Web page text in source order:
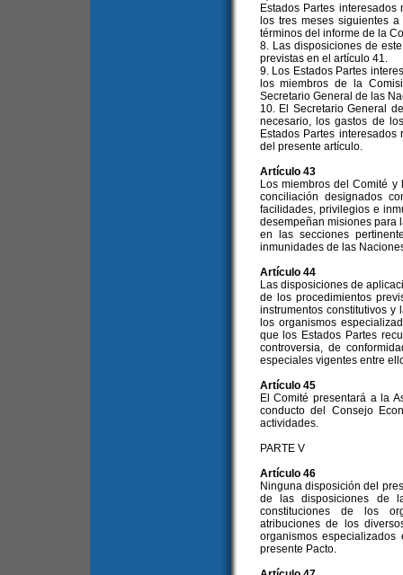
Estados Partes
los tres meses siguientes
términos del informe de la
8. Las disposiciones de
previstas en el artículo 41.
9. Los Estados Partes
los miembros de la
Secretario General de las
10. El Secretario General
necesario, los gastos de
Estados Partes
del presente artículo.
Artículo 43
Los miembros del Comité
conciliación designados
facilidades, privilegios e
desempeñan misiones para
en las secciones
inmunidades de las
Artículo 44
Las disposiciones de
de los procedimientos
instrumentos constitutivos
los organismos
que los Estados Partes
controversia, de
especiales vigentes entre
Artículo 45
El Comité presentará a la
conducto del Consejo
actividades.
PARTE V
Artículo 46
Ninguna disposición del
de las disposiciones de
constituciones de los
atribuciones de los
organismos
presente Pacto.